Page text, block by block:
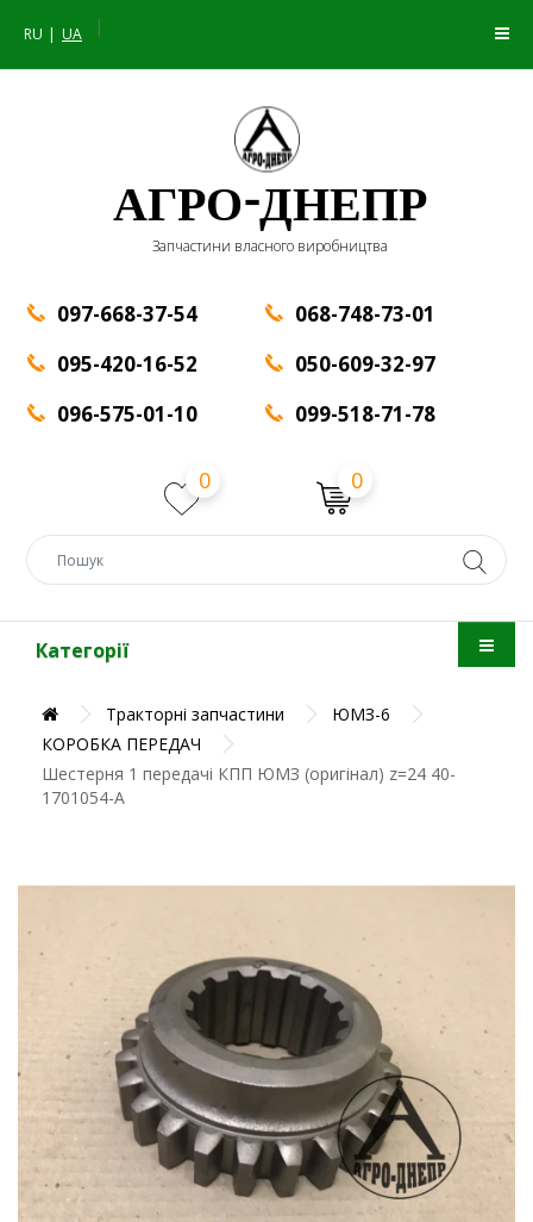
RU UA |
АГРО-ДНЕПР
Запчастини власного виробництва
097-668-37-54
095-420-16-52
096-575-01-10
068-748-73-01
050-609-32-97
099-518-71-78
0 0
Категорії
Тракторні запчастини
ЮМЗ-6
КОРОБКА ПЕРЕДАЧ
Шестерня 1 передачі КПП ЮМЗ (оригінал) z=24 40-
1701054-А